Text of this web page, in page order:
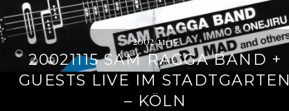
2002/11/15
20021115 SAM RAGGA BAND +
GUESTS LIVE IM STADTGARTEN
– KÖLN